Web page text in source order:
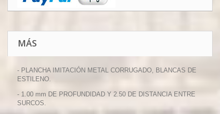
MÁS
- PLANCHA IMITACIÓN METAL CORRUGADO, BLANCAS DE
ESTILENO.
- 1.00 mm DE PROFUNDIDAD Y 2.50 DE DISTANCIA ENTRE
SURCOS.